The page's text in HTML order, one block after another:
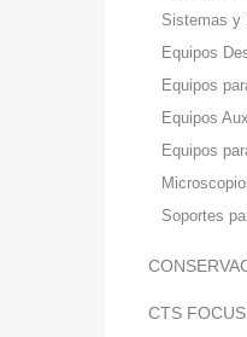
Sistemas y
Equipos
Equipos
Equipos
Equipos
Soportes
CTS FOCUS